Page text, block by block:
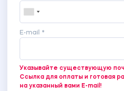
E-mail *
Указывайте существующую
Ссылка для оплаты и готовая
на указанный вами E-mail!